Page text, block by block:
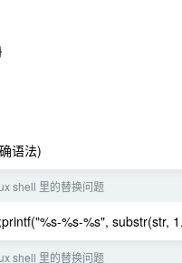
语法)
shell 里的替换问题
%s-%s", substr(str,
shell 里的替换问题